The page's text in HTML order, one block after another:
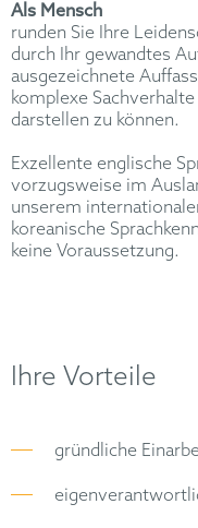
Als Mensch
runden Sie Ihre
durch Ihr gewandtes
ausgezeichnete
komplexe
darstellen zu können.
Exzellente englische
vorzugsweise im
unserem
koreanische
keine Voraussetzung.
Ihre Vorteile
gründliche